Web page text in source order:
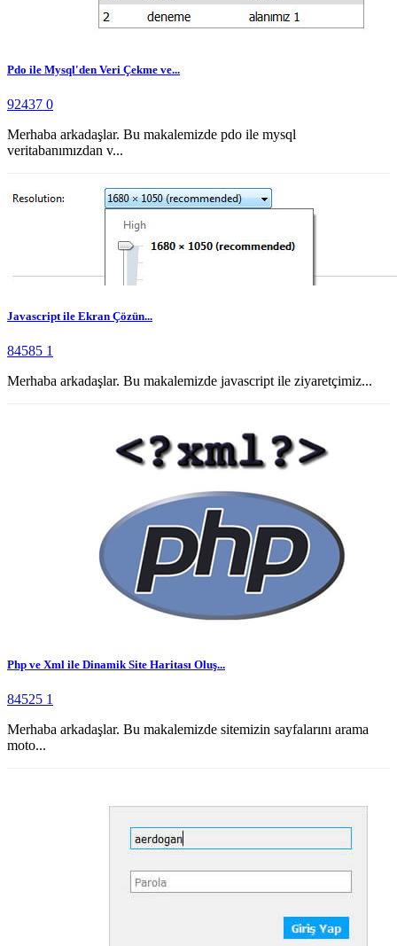
Pdo ile Mysql'den Veri Çekme ve...
92437 0
Merhaba arkadaşlar. Bu makalemizde pdo ile mysql
veritabanımızdan v...
Javascript ile Ekran Çözün...
84585 1
Merhaba arkadaşlar. Bu makalemizde javascript ile ziyaretçimiz...
Php ve Xml ile Dinamik Site Haritası Oluş...
84525 1
Merhaba arkadaşlar. Bu makalemizde sitemizin sayfalarını arama
moto...